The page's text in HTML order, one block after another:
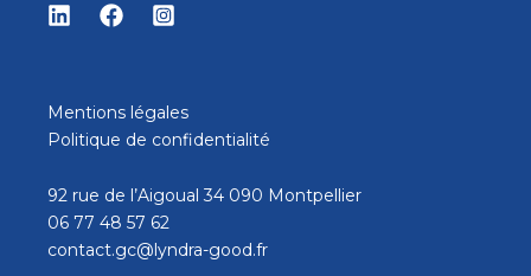
Mentions légales
Politique de confidentialité
92 rue de l’Aigoual 34 090 Montpellier
06 77 48 57 62
contact.gc@lyndra-good.fr